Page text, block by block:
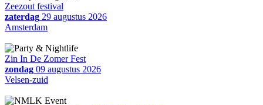
Zeezout festival
zaterdag 29 augustus 2026
Amsterdam
Zin In De Zomer Fest
zondag 09 augustus 2026
Velsen-zuid